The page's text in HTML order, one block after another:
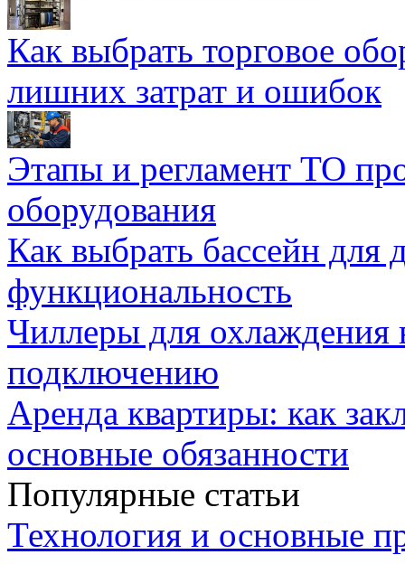
Как выбрать торговое
лишних затрат и ошибок
Этапы и регламент ТО
оборудования
Как выбрать бассейн для
функциональность
Чиллеры для охлаждения
подключению
Аренда квартиры: как
основные обязанности
Популярные статьи
Технология и основные